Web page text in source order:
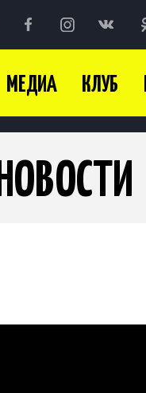
МЕДИА КЛУБ
НОВОСТИ